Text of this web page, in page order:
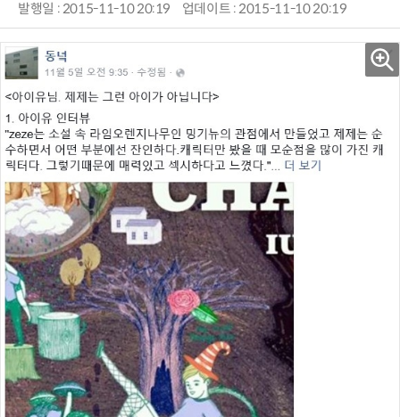
발행일 : 2015-11-10 20:19 업데이트 : 2015-11-10 20:19